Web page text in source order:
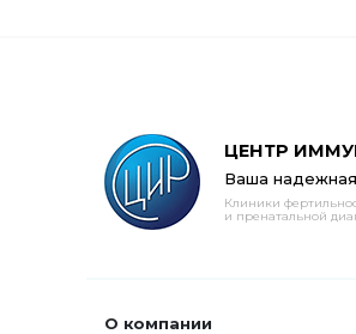
ЦЕНТР
Ваша
Клиники
и пренатальной
О компании